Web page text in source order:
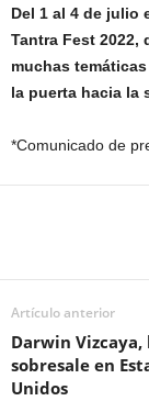
Del 1 al 4 de julio
Tantra Fest
muchas
la puerta hacia la
*Comunicado de
Artículo anterior
Darwin
sobresale en
Unidos